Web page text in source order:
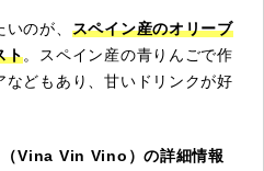
のが、 スペイン産のオリーブ
ト。スペイン産の青りんごで作
などもあり、甘いドリンクが好
Vina Vin Vino）の詳細情報